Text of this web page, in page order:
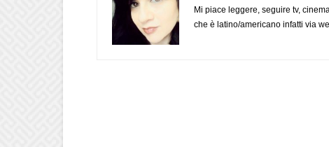
Mi piace leggere, seguire tv,
che è latino/americano infatti via